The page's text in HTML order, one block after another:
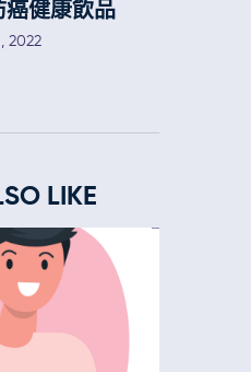
癌健康飲品
2022
LIKE